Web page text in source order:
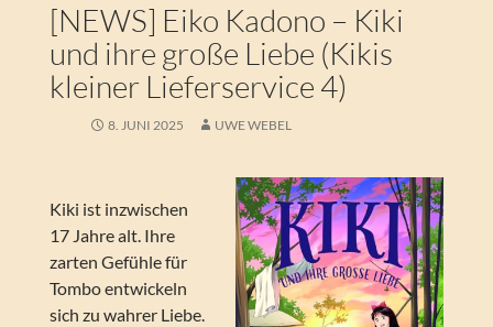
[NEWS] Eiko Kadono – Kiki
und ihre große Liebe (Kikis
kleiner Lieferservice 4)
8. JUNI 2025 UWE WEBEL
Kiki ist inzwischen
17 Jahre alt. Ihre
zarten Gefühle für
Tombo entwickeln
sich zu wahrer Liebe.